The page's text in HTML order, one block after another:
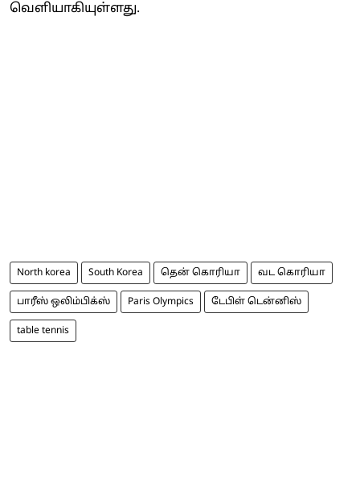
வெளியாகியுள்ளது.
North korea South Korea தென் கொரியா வட கொரியா
பாரீஸ் ஒலிம்பிக்ஸ் Paris Olympics டேபிள் டென்னிஸ்
table tennis